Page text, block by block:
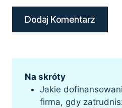
Na skróty
Jakie
firma, gdy